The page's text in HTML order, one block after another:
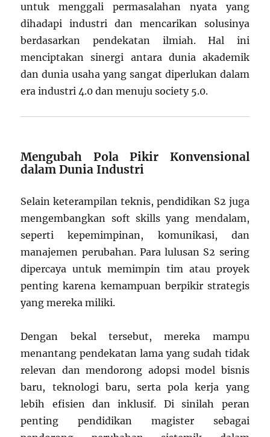
untuk menggali permasalahan nyata yang
dihadapi industri dan mencarikan solusinya
berdasarkan pendekatan ilmiah. Hal ini
menciptakan sinergi antara dunia akademik
dan dunia usaha yang sangat diperlukan dalam
era industri 4.0 dan menuju society 5.0.
Mengubah Pola Pikir Konvensional
dalam Dunia Industri
Selain keterampilan teknis, pendidikan S2 juga
mengembangkan soft skills yang mendalam,
seperti kepemimpinan, komunikasi, dan
manajemen perubahan. Para lulusan S2 sering
dipercaya untuk memimpin tim atau proyek
penting karena kemampuan berpikir strategis
yang mereka miliki.
Dengan bekal tersebut, mereka mampu
menantang pendekatan lama yang sudah tidak
relevan dan mendorong adopsi model bisnis
baru, teknologi baru, serta pola kerja yang
lebih efisien dan inklusif. Di sinilah peran
penting pendidikan magister sebagai